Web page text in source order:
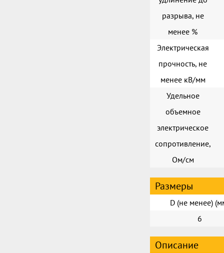
разрыва, не
менее %
Электрическая
прочность, не
менее кВ/мм
Удельное
объемное
электрическое
сопротивление,
Ом/см
Размеры
D (не менее)
6
Описание